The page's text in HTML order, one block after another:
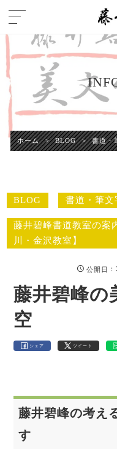
ホーム > BLOG > 書道・
BLOG 書道・筆文
藤井碧峰書道教室の案
川・金沢教室】
公開日
藤井碧峰の
空
シェア ツイート
藤井碧峰の考え
す